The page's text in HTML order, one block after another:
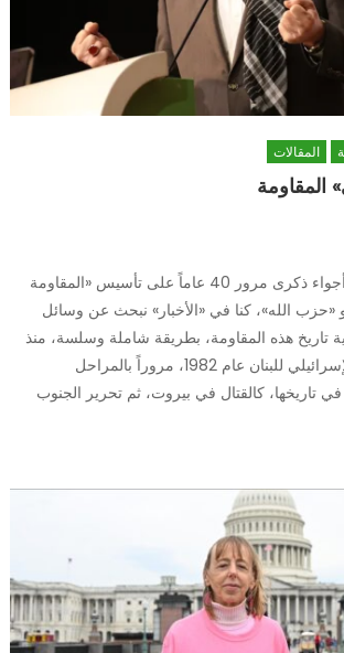
المقالات
المقاومة
قبل ثلاثة أعوام، وفي أجواء ذكرى مرور 40 عاماً على تأسيس «المقاومة
«حزب الله»، كنا في «الأخبار» نبحث عن وسائل
تاريخ هذه المقاومة، بطريقة شاملة وسلسة، منذ
نشأتها عقب الاجتياح الإسرائيلي للبنان عام 1982، مروراً بالمراحل
تاريخها، كالقتال في بيروت، ثم تحرير الجنوب